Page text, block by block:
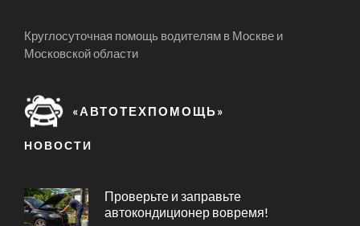
Круглосуточная помощь водителям в Москве и
Московской области
«АВТОТЕХПОМОЩЬ»
НОВОСТИ
Проверьте и заправьте
автокондиционер вовремя!